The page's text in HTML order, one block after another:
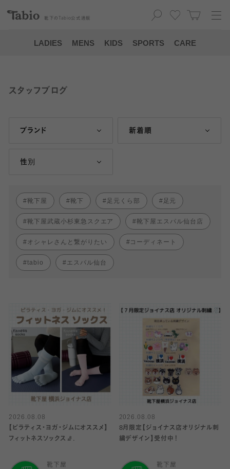
靴下の Tabio 公式通販
LADIES MENS KIDS SPORTS CARE
スタッフブログ
ブランド 新着順
性別
靴下屋 靴下 足元くら部 足元
靴下屋武蔵小杉東急スクエア 靴下屋エスパル仙台店
オシャレさんと繋がりたい コーディネート
tabio エスパル仙台
2026.08.08
【ピラティス・ヨガ・ジムにオススメ】
フィットネスソックス🧦.
靴下屋
2026.08.08
8月限定【ジョイナス店オリジナル刺
繍デザイン】受付中！
靴下屋